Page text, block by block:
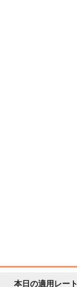
本日の適用レート